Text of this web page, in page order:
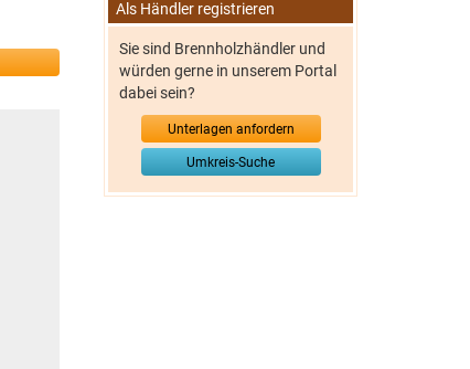
Als Händler registrieren
Sie sind Brennholzhändler und
würden gerne in unserem Portal
dabei sein?
Unterlagen anfordern
Umkreis-Suche